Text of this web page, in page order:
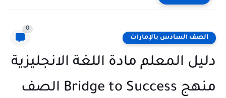
الصف السادس بالإمارات
0
دليل المعلم مادة اللغة الانجليزية
منهج Bridge to Success الصف